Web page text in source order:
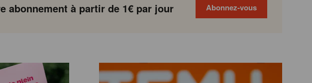
abonnement à partir de 1€ par jour Abonnez-vous